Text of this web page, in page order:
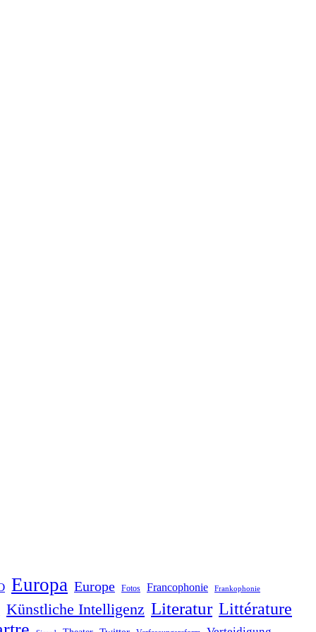
Europa Europe Fotos Francophonie Frankophonie
Künstliche Intelligenz Literatur Littérature